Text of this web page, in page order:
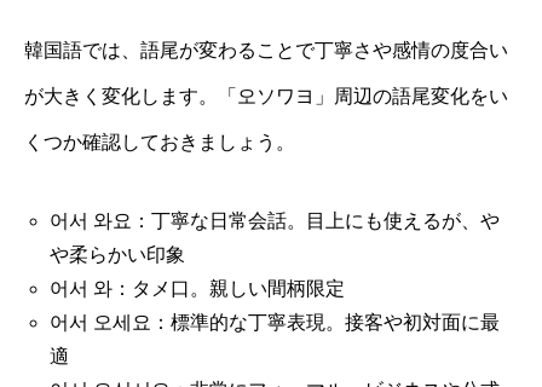
韓国語では、語尾が変わることで丁寧さや感情の度合い
が大きく変化します。「오ソワヨ」周辺の語尾変化をい
くつか確認しておきましょう。
어서 와요：丁寧な日常会話。目上にも使えるが、や
や柔らかい印象
어서 와：タメ口。親しい間柄限定
어서 오세요：標準的な丁寧表現。接客や初対面に最
適